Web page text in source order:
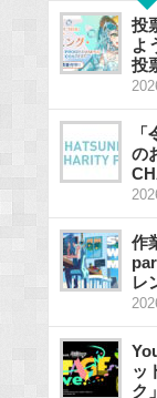
投
よ
投
の
作
レ
ッ
ク